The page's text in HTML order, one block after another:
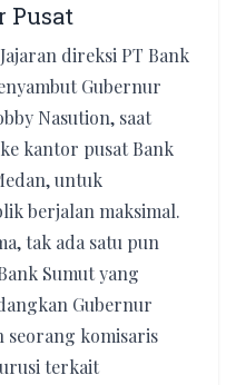
Pusat
direksi PT Bank
Gubernur
Nasution, saat
kantor pusat Bank
untuk
berjalan maksimal.
tak ada satu pun
Sumut yang
Gubernur
seorang komisaris
terkait